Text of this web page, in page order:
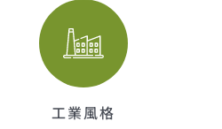
工業風格